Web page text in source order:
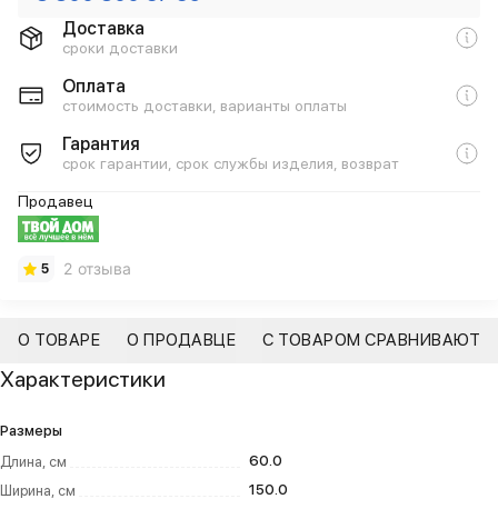
Доставка
сроки доставки
Оплата
стоимость доставки, варианты оплаты
Гарантия
срок гарантии, срок службы изделия, возврат
Продавец
5 2 отзыва
О ТОВАРЕ О ПРОДАВЦЕ С ТОВАРОМ СРАВНИВАЮТ
Характеристики
Размеры
Длина, см
60.0
Ширина, см
150.0